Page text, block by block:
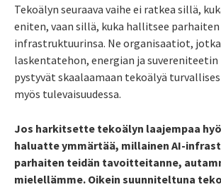
Tekoälyn seuraava vaihe ei ratkea sillä,
eniten, vaan sillä, kuka hallitsee
infrastruktuurinsa. Ne organisaatiot,
laskentatehon, energian ja
pystyvät skaalaamaan tekoälyä
myös tulevaisuudessa.
Jos harkitsette tekoälyn laajempaa
haluatte ymmärtää, millainen AI-
parhaiten teidän tavoitteitanne,
mielellämme. Oikein suunniteltuna